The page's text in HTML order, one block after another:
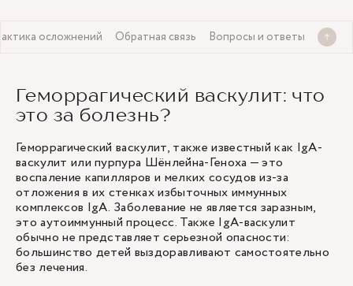
осложнений Обратная связь Вопросы и ответы
Геморрагический васкулит: что
это за болезнь?
Геморрагический васкулит, также известный как IgA-
васкулит или пурпура Шёнлейна-Геноха — это
воспаление капилляров и мелких сосудов из-за
отложения в их стенках избыточных иммунных
комплексов IgA. Заболевание не является заразным,
это аутоиммунный процесс. Также IgA-васкулит
обычно не представляет серьезной опасности:
большинство детей выздоравливают самостоятельно
без лечения.